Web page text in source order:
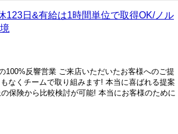
123日&有給は1時間単位で取得OK/ノル
100%反響営業 ご来店いただいたお客様へのご提
なくチームで取り組みます! 本当に喜ばれる提案
保険から比較検討が可能! 本当にお客様のために